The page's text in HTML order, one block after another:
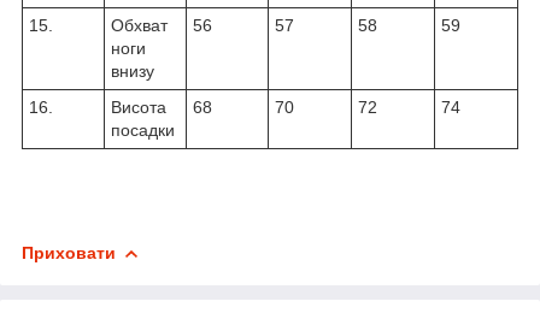
15.
Обхват
ноги
внизу
56 57 58 59
16.
Висота
посадки
68 70 72 74
Приховати